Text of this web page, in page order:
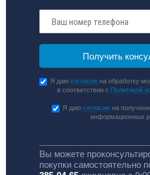
Я даюсогласие на обработку
в соответствии с Политикой
Я даю согласиена
информационных
Вы можете
покупки самостоятельно